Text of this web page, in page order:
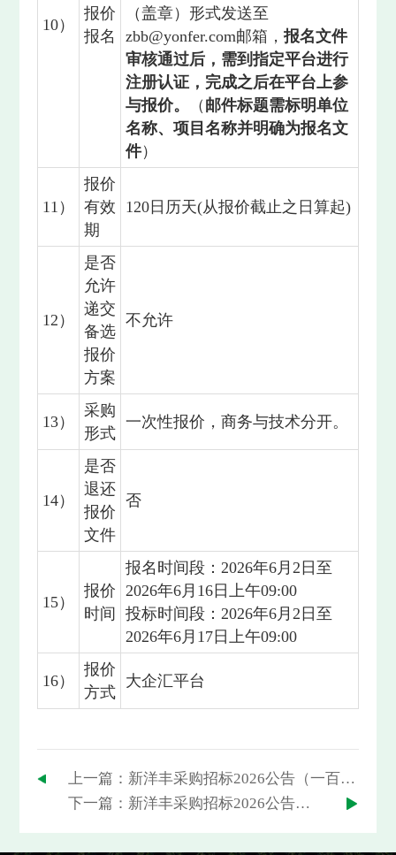
10）
报价
报名
（盖章）形式发送至
zbb@yonfer.com邮箱， 报名文件
审核通过后，需到指定平台进行
注册认证，完成之后在平台上参
与报价。
（ 邮件标题需标明单位
名称、项目名称并明确为报名文
件）
11）
报价
有效
期
120日历天(从报价截止之日算起)
12）
是否
允许
递交
备选
报价
方案
不允许
13）
采购
形式
一次性报价，商务与技术分开。
14）
是否
退还
报价
文件
否
15）
报价
时间
报名时间段：2026年6月2日至
2026年6月16日上午09:00
投标时间段：2026年6月2日至
2026年6月17日上午09:00
16）
报价
方式
大企汇平台
上一篇：新洋丰采购招标2026公告（一百五十三）
下一篇：新洋丰采购招标2026公告（一百五十一）